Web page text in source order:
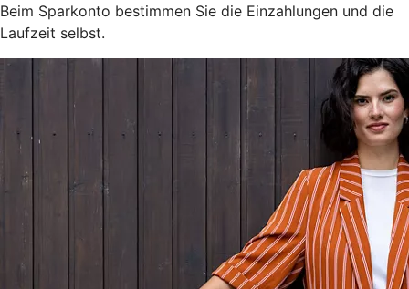
Beim Sparkonto bestimmen Sie die Einzahlungen und die
Laufzeit selbst.